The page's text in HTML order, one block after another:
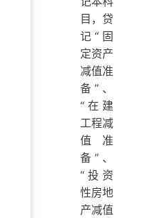
目，贷
记“固
定资产
减值准
备”、
“在建
工程减
值准
备”、
“投资
性房地
产减值